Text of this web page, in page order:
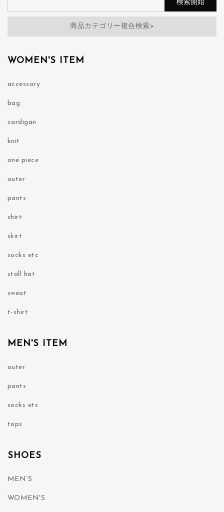
商品カテゴリー複合検索>
WOMEN'S ITEM
accessory
bag
cardigan
knit
one piece
outer
pants
shirt
skirt
socks etc
stall hat
sweat
t-shirt
MEN'S ITEM
outer
pants
socks ets
tops
SHOES
MEN’S
WOMEN'S